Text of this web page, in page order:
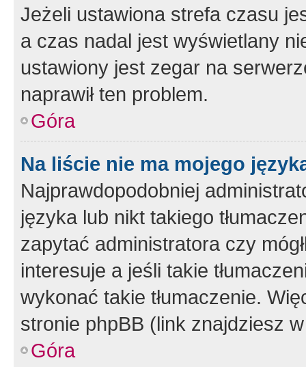
Jeżeli ustawiona strefa czasu
a czas nadal jest wyświetlany
ustawiony jest zegar na
naprawił ten problem.
Góra
Na liście nie ma mojego
Najprawdopodobniej
języka lub nikt takiego
zapytać administratora czy
interesuje a jeśli takie
wykonać takie tłumaczenie.
stronie phpBB (link znajdziesz
Góra